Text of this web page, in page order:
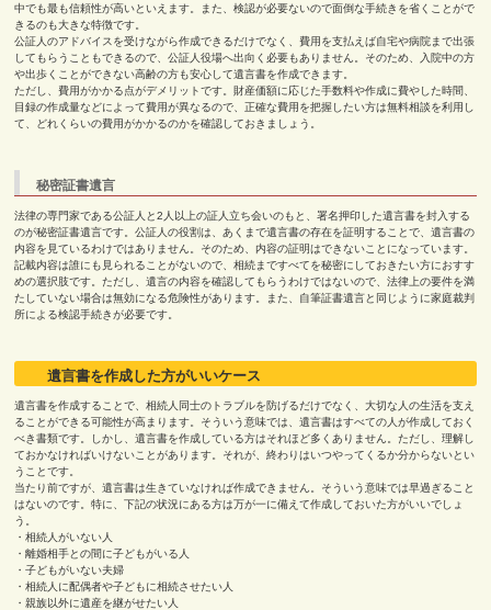
中でも最も信頼性が高いといえます。また、検認が必要ないので面倒な手続きを省くことがで
きるのも大きな特徴です。
公証人のアドバイスを受けながら作成できるだけでなく、費用を支払えば自宅や病院まで出張
してもらうこともできるので、公証人役場へ出向く必要もありません。そのため、入院中の方
や出歩くことができない高齢の方も安心して遺言書を作成できます。
ただし、費用がかかる点がデメリットです。財産価額に応じた手数料や作成に費やした時間、
目録の作成量などによって費用が異なるので、正確な費用を把握したい方は無料相談を利用し
て、どれくらいの費用がかかるのかを確認しておきましょう。
秘密証書遺言
法律の専門家である公証人と2 人以上の証人立ち会いのもと、署名押印した遺言書を封入する
のが秘密証書遺言です。公証人の役割は、あくまで遺言書の存在を証明することで、遺言書の
内容を見ているわけではありません。そのため、内容の証明はできないことになっています。
記載内容は誰にも見られることがないので、相続まですべてを秘密にしておきたい方におすす
めの選択肢です。ただし、遺言の内容を確認してもらうわけではないので、法律上の要件を満
たしていない場合は無効になる危険性があります。また、自筆証書遺言と同じように家庭裁判
所による検認手続きが必要です。
遺言書を作成した方がいいケース
遺言書を作成することで、相続人同士のトラブルを防げるだけでなく、大切な人の生活を支え
ることができる可能性が高まります。そういう意味では、遺言書はすべての人が作成しておく
べき書類です。しかし、遺言書を作成している方はそれほど多くありません。ただし、理解し
ておかなければいけないことがあります。それが、終わりはいつやってくるか分からないとい
うことです。
当たり前ですが、遺言書は生きていなければ作成できません。そういう意味では早過ぎること
はないのです。特に、下記の状況にある方は万が一に備えて作成しておいた方がいいでしょ
う。
・相続人がいない人
・離婚相手との間に子どもがいる人
・子どもがいない夫婦
・相続人に配偶者や子どもに相続させたい人
・親族以外に遺産を継がせたい人